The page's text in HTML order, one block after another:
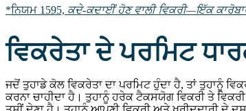
*ਨਿਯਮ 1595, ਕਦੇ-ਕਦਾਈਂ ਹੋਣ ਵਾਲੀ ਵਿਕਰੀ—ਇੱਕ
ਵਿਕਰੇਤਾ ਦੇ ਪਰਮਿਟ
ਜਦੋਂ ਤੁਹਾਡੇ ਕੋਲ ਵਿਕਰੇਤਾ ਦਾ ਪਰਮਿਟ ਹੁੰਦਾ ਹੈ, ਤਾਂ ਤੁਹਾਨੂੰ
ਕਰਨਾ ਚਾਹੀਦਾ ਹੈ। ਤੁਹਾਨੂੰ ਹਰੇਕ ਟੈਕਸਯੋਗ ਵਿਕਰੀ ਤੇ